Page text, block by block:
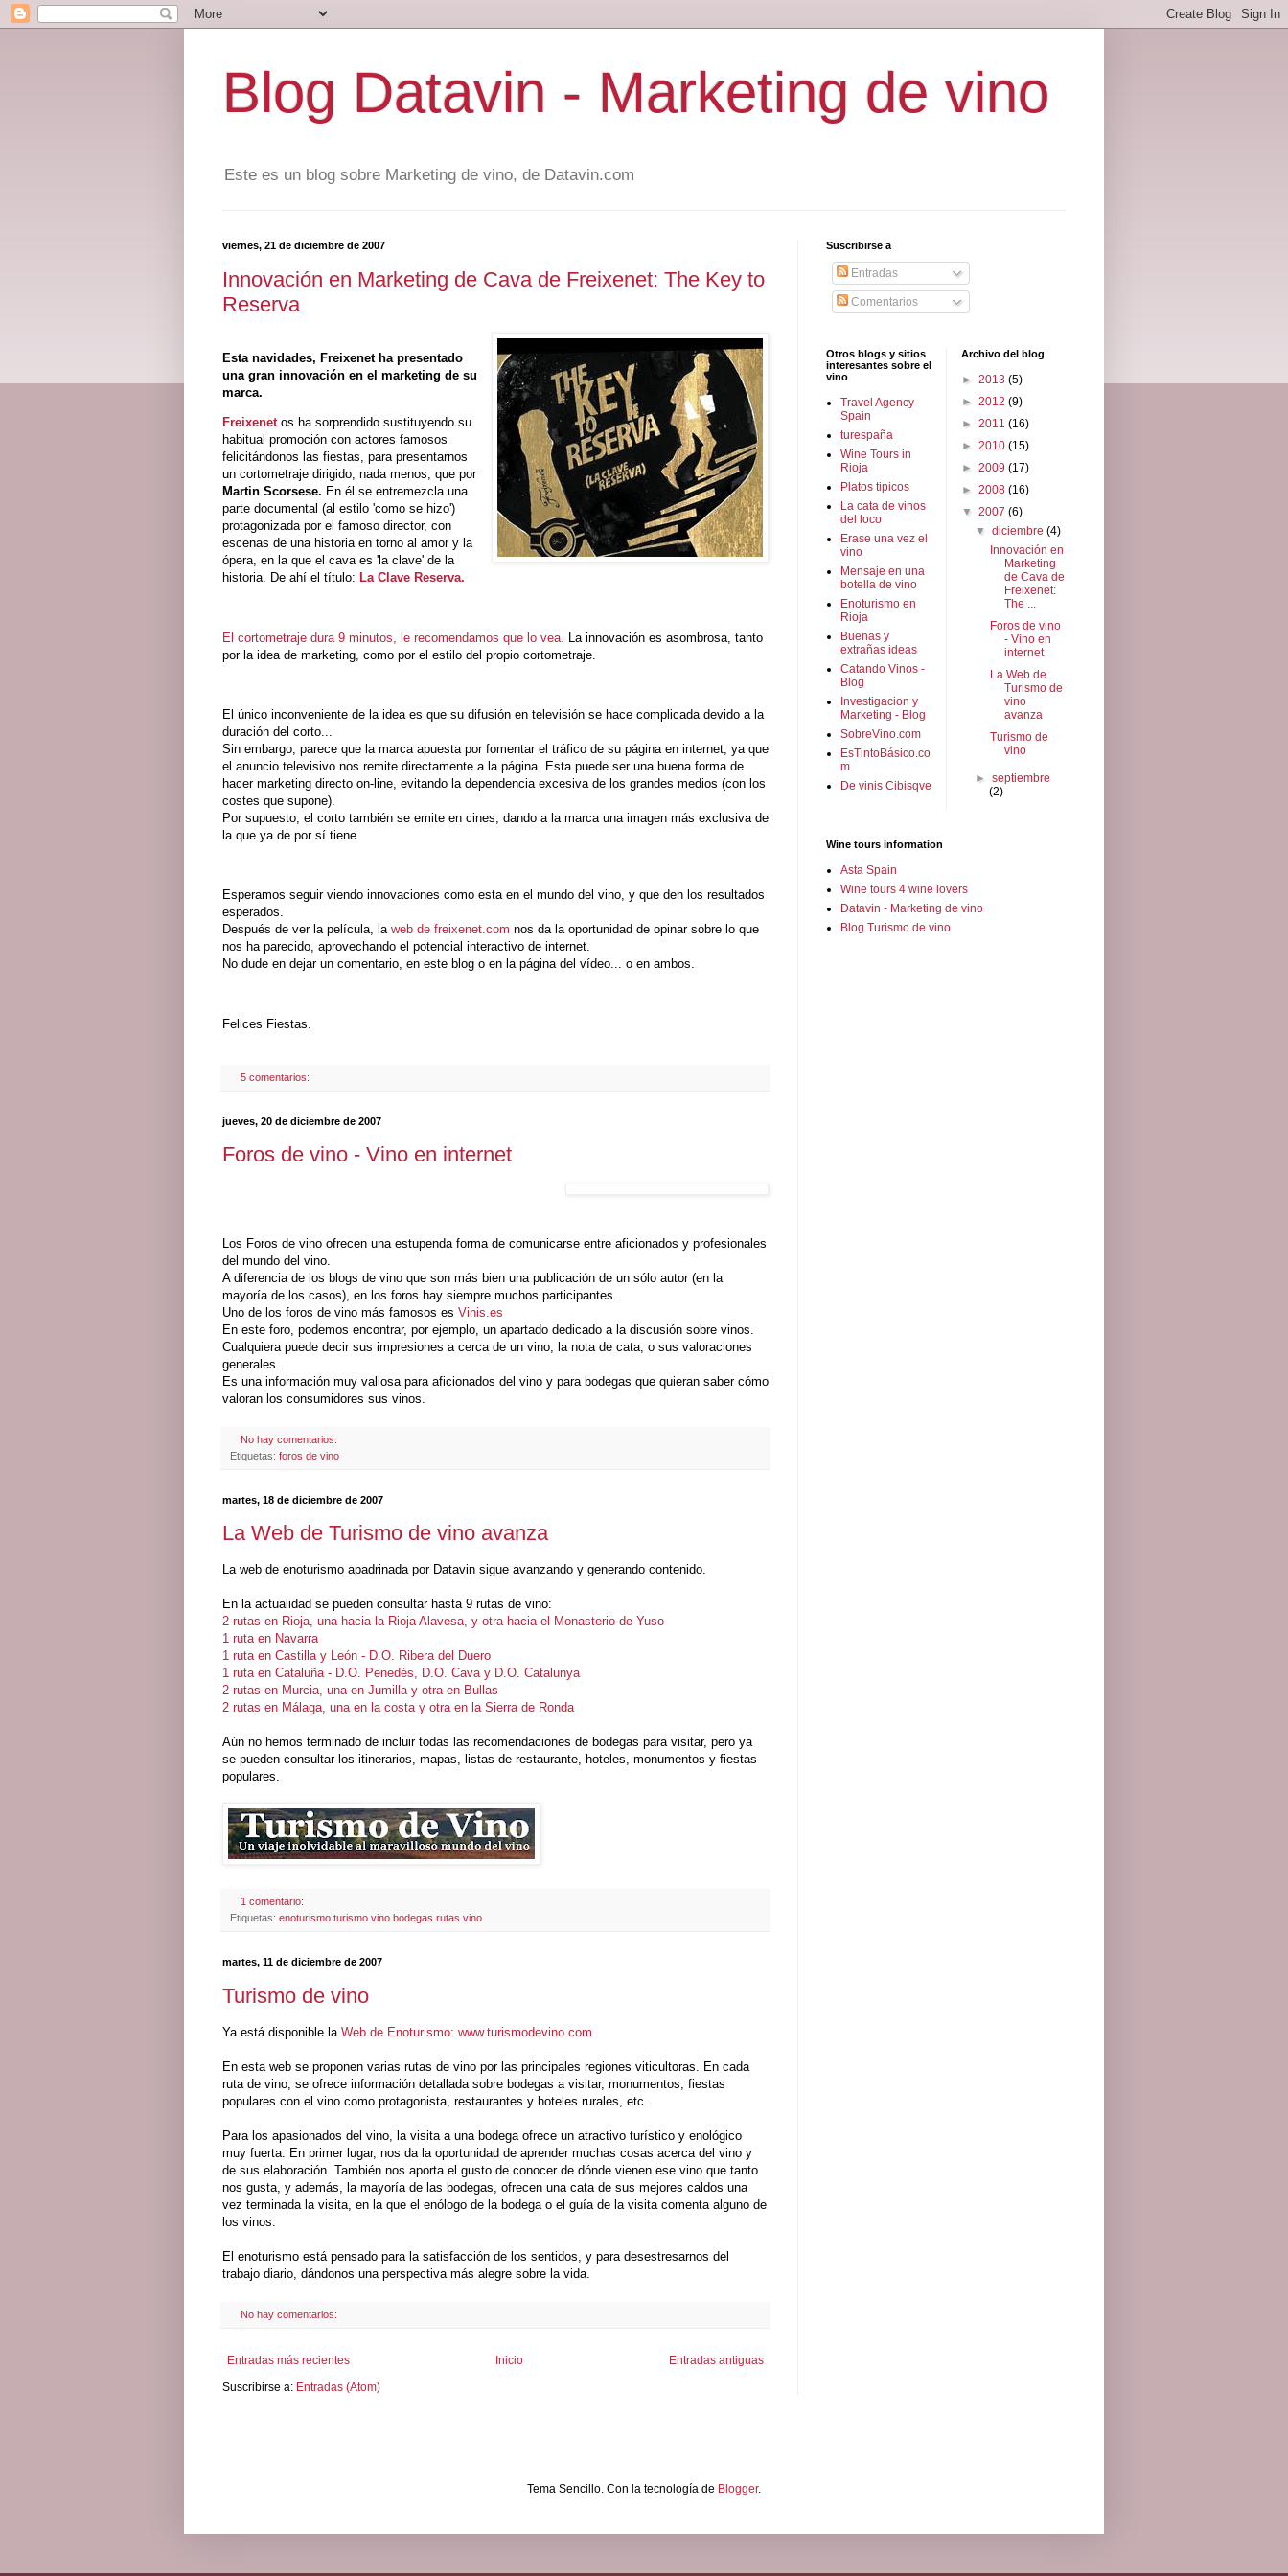
Blog Datavin - Marketing de vino
Este es un blog sobre Marketing de vino, de Datavin.com
viernes, 21 de diciembre de 2007
Innovación en Marketing de Cava de Freixenet: The Key to
Reserva
Esta navidades, Freixenet ha presentado
una gran innovación en el marketing de su
marca.
Freixenetos ha sorprendido sustituyendo su
habitual promoción con actores famosos
felicitándonos las fiestas, para presentarnos
un cortometraje dirigido, nada menos, que por
Martin Scorsese. En él se entremezcla una
parte documental (al estilo 'como se hizo')
protagonizada por el famoso director, con
escenas de una historia en torno al amor y la
ópera, en la que el cava es 'la clave' de la
historia. De ahí el título: La Clave Reserva.
El cortometraje dura 9 minutos, le recomendamos que lo vea. La innovación es asombrosa, tanto
por la idea de marketing, como por el estilo del propio cortometraje.
El único inconveniente de la idea es que su difusión en televisión se hace complicada devido a la
duración del corto...
Sin embargo, parece que la marca apuesta por fomentar el tráfico de su página en internet, ya que
el anuncio televisivo nos remite directamente a la página. Esta puede ser una buena forma de
hacer marketing directo on-line, evitando la dependencia excesiva de los grandes medios (con los
costes que supone).
Por supuesto, el corto también se emite en cines, dando a la marca una imagen más exclusiva de
la que ya de por sí tiene.
Esperamos seguir viendo innovaciones como esta en el mundo del vino, y que den los resultados
esperados.
Después de ver la película, la web de freixenet.com nos da la oportunidad de opinar sobre lo que
nos ha parecido, aprovechando el potencial interactivo de internet.
No dude en dejar un comentario, en este blog o en la página del vídeo... o en ambos.
Felices Fiestas.
5 comentarios:
jueves, 20 de diciembre de 2007
Foros de vino - Vino en internet
Los Foros de vino ofrecen una estupenda forma de comunicarse entre aficionados y profesionales
del mundo del vino.
A diferencia de los blogs de vino que son más bien una publicación de un sólo autor (en la
mayoría de los casos), en los foros hay siempre muchos participantes.
Uno de los foros de vino más famosos es Vinis.es
En este foro, podemos encontrar, por ejemplo, un apartado dedicado a la discusión sobre vinos.
Cualquiera puede decir sus impresiones a cerca de un vino, la nota de cata, o sus valoraciones
generales.
Es una información muy valiosa para aficionados del vino y para bodegas que quieran saber cómo
valoran los consumidores sus vinos.
No hay comentarios:
Etiquetas: foros de vino
martes, 18 de diciembre de 2007
La Web de Turismo de vino avanza
La web de enoturismo apadrinada por Datavin sigue avanzando y generando contenido.
En la actualidad se pueden consultar hasta 9 rutas de vino:
2 rutas en Rioja, una hacia la Rioja Alavesa, y otra hacia el Monasterio de Yuso
1 ruta en Navarra
1 ruta en Castilla y León - D.O. Ribera del Duero
1 ruta en Cataluña - D.O. Penedés, D.O. Cava y D.O. Catalunya
2 rutas en Murcia, una en Jumilla y otra en Bullas
2 rutas en Málaga, una en la costa y otra en la Sierra de Ronda
Aún no hemos terminado de incluir todas las recomendaciones de bodegas para visitar, pero ya
se pueden consultar los itinerarios, mapas, listas de restaurante, hoteles, monumentos y fiestas
populares.
1 comentario:
Etiquetas: enoturismo turismo vino bodegas rutas vino
martes, 11 de diciembre de 2007
Turismo de vino
Ya está disponible la Web de Enoturismo: www.turismodevino.com
En esta web se proponen varias rutas de vino por las principales regiones viticultoras. En cada
ruta de vino, se ofrece información detallada sobre bodegas a visitar, monumentos, fiestas
populares con el vino como protagonista, restaurantes y hoteles rurales, etc.
Para los apasionados del vino, la visita a una bodega ofrece un atractivo turístico y enológico
muy fuerta. En primer lugar, nos da la oportunidad de aprender muchas cosas acerca del vino y
de sus elaboración. También nos aporta el gusto de conocer de dónde vienen ese vino que tanto
nos gusta, y además, la mayoría de las bodegas, ofrecen una cata de sus mejores caldos una
vez terminada la visita, en la que el enólogo de la bodega o el guía de la visita comenta alguno de
los vinos.
El enoturismo está pensado para la satisfacción de los sentidos, y para desestresarnos del
trabajo diario, dándonos una perspectiva más alegre sobre la vida.
No hay comentarios:
Entradas más recientes Entradas antiguas
Inicio
Suscribirse a: Entradas (Atom)
Suscribirse a
Entradas
Comentarios
Otros blogs y sitios
interesantes sobre el
vino
Travel Agency
Spain
turespaña
Wine Tours in
Rioja
Platos tipicos
La cata de vinos
del loco
Erase una vez el
vino
Mensaje en una
botella de vino
Enoturismo en
Rioja
Buenas y
extrañas ideas
Catando Vinos -
Blog
Investigacion y
Marketing - Blog
SobreVino.com
EsTintoBásico.co
m
De vinis Cibisqve
Archivo del blog
► 2013 (5)
► 2012 (9)
► 2011 (16)
► 2010 (15)
► 2009 (17)
► 2008 (16)
▼ 2007 (6)
▼diciembre(4)
Innovación en
Marketing
de Cava de
Freixenet:
The ...
Foros de vino
- Vino en
internet
La Web de
Turismo de
vino
avanza
Turismo de
vino
►septiembre
(2)
Wine tours information
Asta Spain
Wine tours 4 wine lovers
Datavin - Marketing de vino
Blog Turismo de vino
Tema Sencillo. Con la tecnología de Blogger.